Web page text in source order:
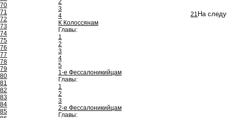
70
71
72
73
74
75
76
77
78
79
80
81
82
83
84
85
2
3
4
К Колоссянам
Главы:
1
2
3
4
5
1-е Фессалоникийцам
Главы:
1
2
3
2-е Фессалоникийцам
Главы:
21 На